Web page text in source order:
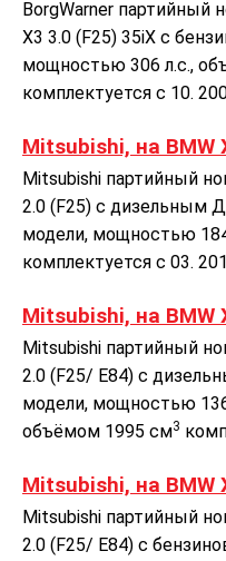
BorgWarner партийный
X3 3.0 (F25) 35iX с
мощностью 306 л.с.,
комплектуется с 10.
Mitsubishi, на BMW
Mitsubishi партийный
2.0 (F25) с дизельным
модели, мощностью
комплектуется с 03.
Mitsubishi, на BMW
Mitsubishi партийный
2.0 (F25/ E84) с
модели, мощностью
объёмом 1995 см3
Mitsubishi, на BMW
Mitsubishi партийный
2.0 (F25/ E84) с